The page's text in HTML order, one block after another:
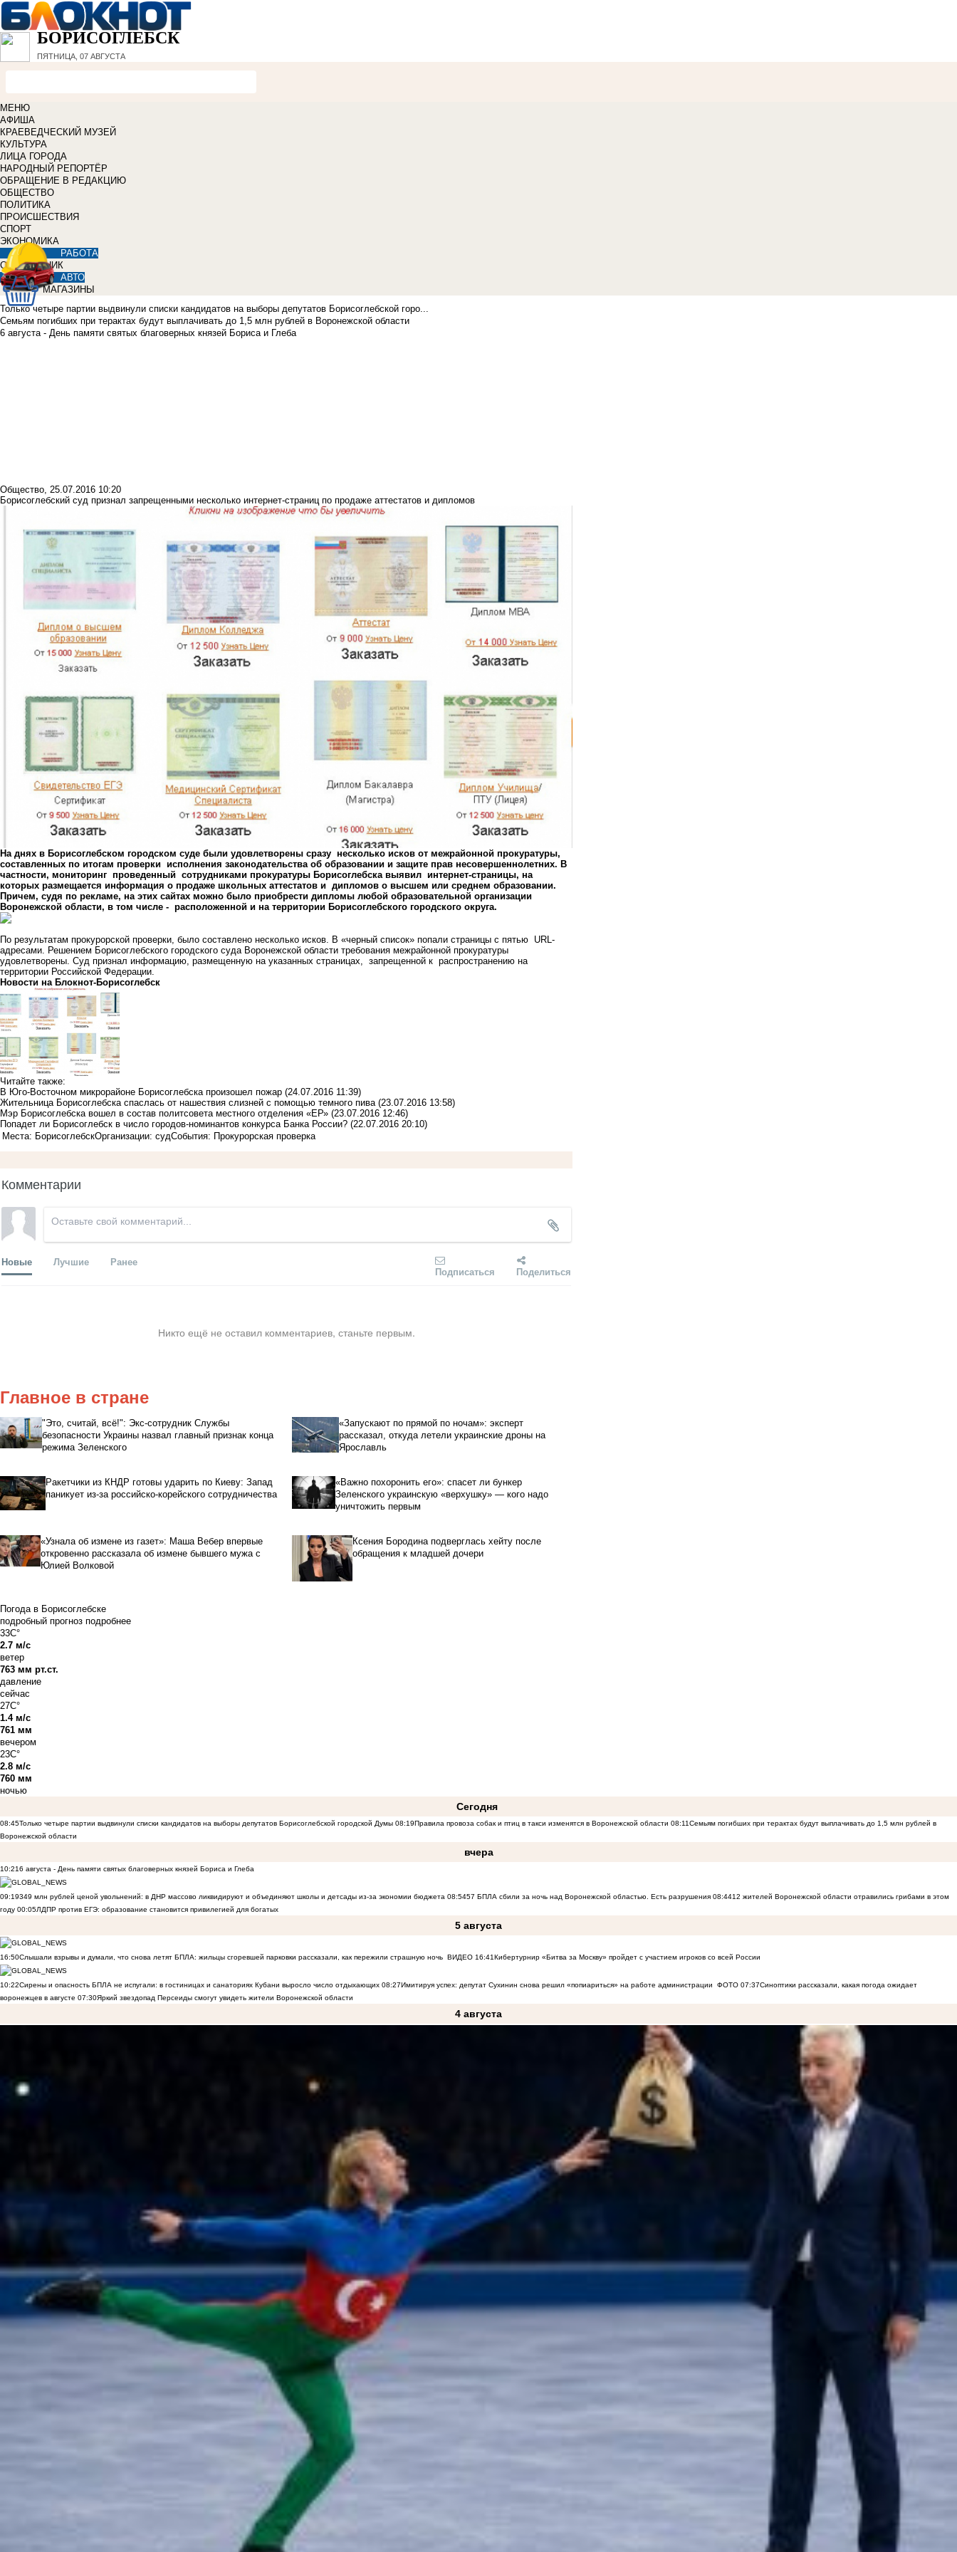
БОРИСОГЛЕБСК
ПЯТНИЦА, 07 АВГУСТА
МЕНЮ
АФИША
КРАЕВЕДЧЕСКИЙ МУЗЕЙ
КУЛЬТУРА
ЛИЦА ГОРОДА
НАРОДНЫЙ РЕПОРТЁР
ОБРАЩЕНИЕ В РЕДАКЦИЮ
ОБЩЕСТВО
ПОЛИТИКА
ПРОИСШЕСТВИЯ
СПОРТ
ЭКОНОМИКА
РАБОТА
СПРАВОЧНИК
АВТО
МАГАЗИНЫ
Только четыре партии выдвинули списки кандидатов на выборы депутатов Борисоглебской горо...
Семьям погибших при терактах будут выплачивать до 1,5 млн рублей в Воронежской области
6 августа - День памяти святых благоверных князей Бориса и Глеба
Общество, 25.07.2016 10:20
Борисоглебский суд признал запрещенными несколько интернет-страниц по продаже аттестатов и дипломов
На днях в Борисоглебском городском суде были удовлетворены сразу несколько исков от межрайонной прокуратуры,
составленных по итогам проверки исполнения законодательства об образовании и защите прав несовершеннолетних. В
частности, мониторинг проведенный сотрудниками прокуратуры Борисоглебска выявил интернет-страницы, на
которых размещается информация о продаже школьных аттестатов и дипломов о высшем или среднем образовании.
Причем, судя по рекламе, на этих сайтах можно было приобрести дипломы любой образовательной организации
Воронежской области, в том числе - расположенной и на территории Борисоглебского городского округа.
По результатам прокурорской проверки, было составлено несколько исков. В «черный список» попали страницы с пятью URL-
адресами. Решением Борисоглебского городского суда Воронежской области требования межрайонной прокуратуры
удовлетворены. Суд признал информацию, размещенную на указанных страницах, запрещенной к распространению на
территории Российской Федерации.
Новости на Блoкнoт-Борисоглебск
Читайте также:
В Юго-Восточном микрорайоне Борисоглебска произошел пожар (24.07.2016 11:39)
Жительница Борисоглебска спаслась от нашествия слизней с помощью темного пива (23.07.2016 13:58)
Мэр Борисоглебска вошел в состав политсовета местного отделения «ЕР» (23.07.2016 12:46)
Попадет ли Борисоглебск в число городов-номинантов конкурса Банка России? (22.07.2016 20:10)
Места: БорисоглебскОрганизации: судСобытия: Прокурорская проверка
Комментарии
Новые Лучшие Ранее
Подписаться Поделиться
Никто ещё не оставил комментариев, станьте первым.
Главное в стране
"Это, считай, всё!": Экс-сотрудник Службы
безопасности Украины назвал главный признак конца
режима Зеленского
«Запускают по прямой по ночам»: эксперт
рассказал, откуда летели украинские дроны на
Ярославль
Ракетчики из КНДР готовы ударить по Киеву: Запад
паникует из-за российско-корейского сотрудничества
«Важно похоронить его»: спасет ли бункер
Зеленского украинскую «верхушку» — кого надо
уничтожить первым
«Узнала об измене из газет»: Маша Вебер впервые
откровенно рассказала об измене бывшего мужа с
Юлией Волковой
Ксения Бородина подверглась хейту после
обращения к младшей дочери
Погода в Борисоглебске
подробный прогноз подробнее
33C°
2.7 м/с
ветер
763 мм рт.ст.
давление
сейчас
27C°
1.4 м/с
761 мм
вечером
23C°
2.8 м/с
760 мм
ночью
Сегодня
08:45Только четыре партии выдвинули списки кандидатов на выборы депутатов Борисоглебской городской Думы 08:19Правила провоза собак и птиц в такси изменятся в Воронежской области 08:11Семьям погибших при терактах будут выплачивать до 1,5 млн рублей в
Воронежской области
вчера
10:216 августа - День памяти святых благоверных князей Бориса и Глеба
09:19349 млн рублей ценой увольнений: в ДНР массово ликвидируют и объединяют школы и детсады из-за экономии бюджета 08:5457 БПЛА сбили за ночь над Воронежской областью. Есть разрушения 08:4412 жителей Воронежской области отравились грибами в этом
году 00:05ЛДПР против ЕГЭ: образование становится привилегией для богатых
5 августа
16:50Слышали взрывы и думали, что снова летят БПЛА: жильцы сгоревшей парковки рассказали, как пережили страшную ночь ВИДЕО 16:41Кибертурнир «Битва за Москву» пройдет с участием игроков со всей России
10:22Сирены и опасность БПЛА не испугали: в гостиницах и санаториях Кубани выросло число отдыхающих 08:27Имитируя успех: депутат Сухинин снова решил «попиариться» на работе администрации ФОТО 07:37Синоптики рассказали, какая погода ожидает
воронежцев в августе 07:30Яркий звездопад Персеиды смогут увидеть жители Воронежской области
4 августа